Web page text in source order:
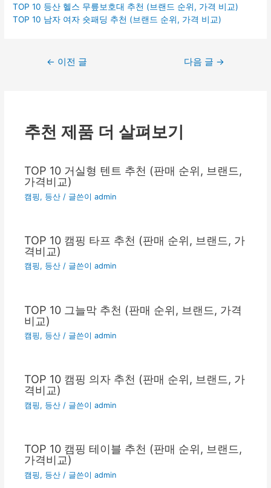
TOP 10 등산 헬스 무릎보호대 추천 (브랜드 순위, 가격 비교)
TOP 10 남자 여자 숏패딩 추천 (브랜드 순위, 가격 비교)
← 이전 글 다음 글 →
추천 제품 더 살펴보기
TOP 10 거실형 텐트 추천 (판매 순위, 브랜드,
가격비교)
캠핑, 등산 / 글쓴이admin
TOP 10 캠핑 타프 추천 (판매 순위, 브랜드, 가
격비교)
캠핑, 등산 / 글쓴이admin
TOP 10 그늘막 추천 (판매 순위, 브랜드, 가격
비교)
캠핑, 등산 / 글쓴이admin
TOP 10 캠핑 의자 추천 (판매 순위, 브랜드, 가
격비교)
캠핑, 등산 / 글쓴이admin
TOP 10 캠핑 테이블 추천 (판매 순위, 브랜드,
가격비교)
캠핑, 등산 / 글쓴이admin